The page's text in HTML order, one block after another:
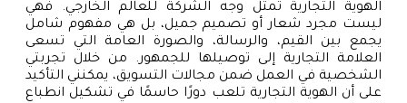
الهوية التجارية تمثل وجه الشركة للعالم الخارجي. فهي
ليست مجرد شعار أو تصميم جميل، بل هي مفهوم شامل
يجمع بين القيم، والرسالة، والصورة العامة التي تسعى
العلامة التجارية إلى توصيلها للجمهور. من خلال تجربتي
الشخصية في العمل ضمن مجالات التسويق، يمكنني التأكيد
على أن الهوية التجارية تلعب دورًا حاسمًا في تشكيل انطباع